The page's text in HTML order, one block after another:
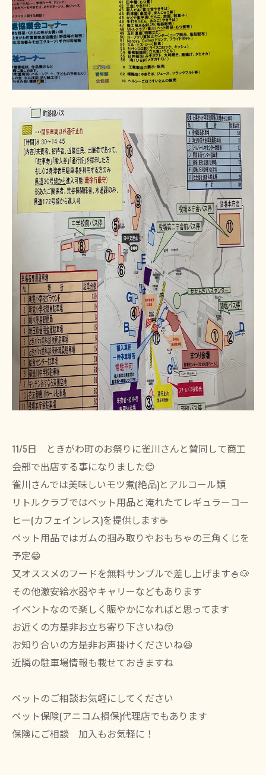
11/5日 ときがわ町のお祭りに雀川さんと賛同して商工
会部で出店する事になりました😊
雀川さんでは美味しいモツ煮(絶品)とアルコール類
リトルクラブではペット用品と淹れたてレギュラーコー
ヒー(カフェインレス)を提供します☕️
ペット用品ではガムの掴み取りやおもちゃの三角くじを
予定😁
又オススメのフードを無料サンプルで差し上げます🍚🐶
その他激安給水器やキャリーなどもあります
イベントなので楽しく賑やかになればと思ってます
お近くの方是非お立ち寄り下さいね😙
お知り合いの方是非お声掛けくださいね😆
近隣の駐車場情報も載せておきますね
ペットのご相談お気軽にしてください
ペット保険(アニコム損保)代理店でもあります
保険にご相談 加入もお気軽に！